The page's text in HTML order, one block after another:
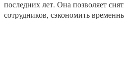
последних лет. Она позволяет
сотрудников, сэкономить